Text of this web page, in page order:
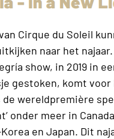
Cirque du Soleil
naar het
show, in 2019 in
gestoken, komt
wereldpremière
onder meer in
en Japan. Dit